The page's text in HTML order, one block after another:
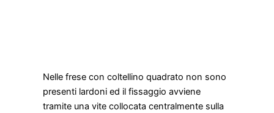
Nelle frese con coltellino quadrato non sono
presenti lardoni ed il fissaggio avviene
tramite una vite collocata centralmente sulla